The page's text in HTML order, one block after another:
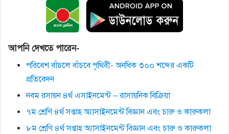
আপনি দেখতে পারেন-
পরিবেশ বাঁচলে বাঁচবে পৃথিবী- অনধিক ৩০০ শব্দের একটি
প্রতিবেদন
নবম রসায়ন ৪র্থ এসাইনমেন্ট – রাসায়নিক বিক্রিয়া
৭ম শ্রেণি ৪র্থ সপ্তাহ অ্যাসাইনমেন্ট বিজ্ঞান এবং চারু ও কারুকলা
৮ম শ্রেণি ৪র্থ সপ্তাহ অ্যাসাইনমেন্ট বিজ্ঞান এবং চারু ও কারুকলা